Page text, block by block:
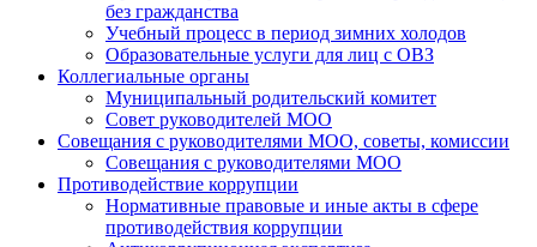
без гражданства
Учебный процесс в период зимних холодов
Образовательные услуги для лиц с ОВЗ
Коллегиальные органы
Муниципальный родительский комитет
Совет руководителей МОО
Совещания с руководителями МОО, советы, комиссии
Совещания с руководителями МОО
Противодействие коррупции
Нормативные правовые и иные акты в сфере
противодействия коррупции